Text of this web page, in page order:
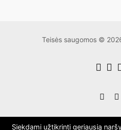
Teisės saugomos ©
Siekdami užtikrinti geriausią